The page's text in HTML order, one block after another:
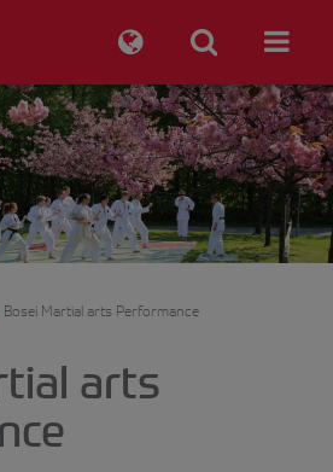
Bosei Martial arts Performance
arts